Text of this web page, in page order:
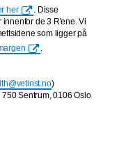
her
. Disse
de 3 R'ene. Vi
som ligger på
.
)
Sentrum, 0106 Oslo